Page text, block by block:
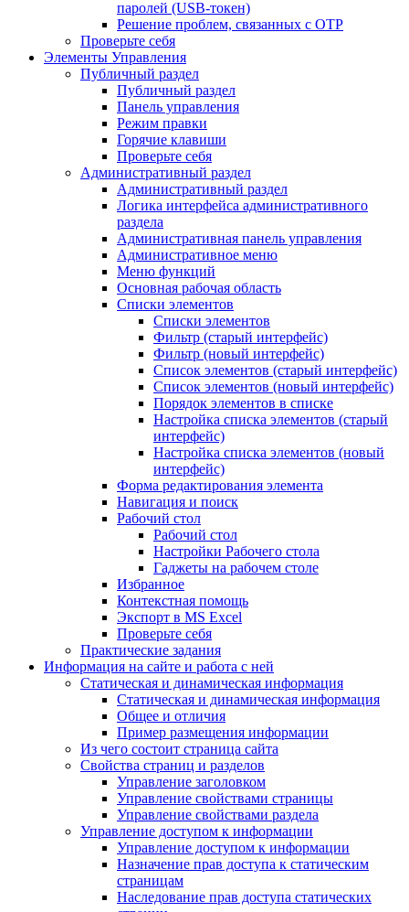
паролей (USB-токен)
Решение проблем, связанных с OTP
Проверьте себя
Элементы Управления
Публичный раздел
Публичный раздел
Панель управления
Режим правки
Горячие клавиши
Проверьте себя
Административный раздел
Административный раздел
Логика интерфейса административного
раздела
Административная панель управления
Административное меню
Меню функций
Основная рабочая область
Списки элементов
Списки элементов
Фильтр (старый интерфейс)
Фильтр (новый интерфейс)
Список элементов (старый интерфейс)
Список элементов (новый интерфейс)
Порядок элементов в списке
Настройка списка элементов (старый
интерфейс)
Настройка списка элементов (новый
интерфейс)
Форма редактирования элемента
Навигация и поиск
Рабочий стол
Рабочий стол
Настройки Рабочего стола
Гаджеты на рабочем столе
Избранное
Контекстная помощь
Экспорт в MS Excel
Проверьте себя
Практические задания
Информация на сайте и работа с ней
Статическая и динамическая информация
Статическая и динамическая информация
Общее и отличия
Пример размещения информации
Из чего состоит страница сайта
Свойства страниц и разделов
Управление заголовком
Управление свойствами страницы
Управление свойствами раздела
Управление доступом к информации
Управление доступом к информации
Назначение прав доступа к статическим
страницам
Наследование прав доступа статических